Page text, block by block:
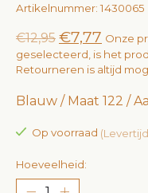
Artikelnummer: 1430065
€12,95 €7,77 Onze
geselecteerd, is het
Retourneren is altijd
Blauw / Maat 122 /
Op voorraad
Hoeveelheid: